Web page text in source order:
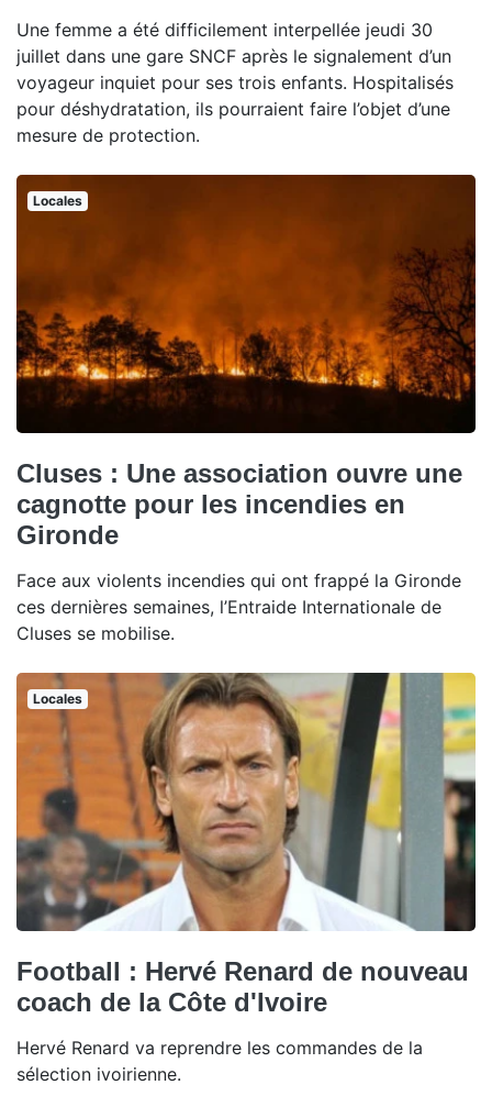
Une femme a été difficilement interpellée jeudi 30
juillet dans une gare SNCF après le signalement d’un
voyageur inquiet pour ses trois enfants. Hospitalisés
pour déshydratation, ils pourraient faire l’objet d’une
mesure de protection.
Locales
Cluses : Une association ouvre une
cagnotte pour les incendies en
Gironde
Face aux violents incendies qui ont frappé la Gironde
ces dernières semaines, l’Entraide Internationale de
Cluses se mobilise.
Locales
Football : Hervé Renard de nouveau
coach de la Côte d'Ivoire
Hervé Renard va reprendre les commandes de la
sélection ivoirienne.